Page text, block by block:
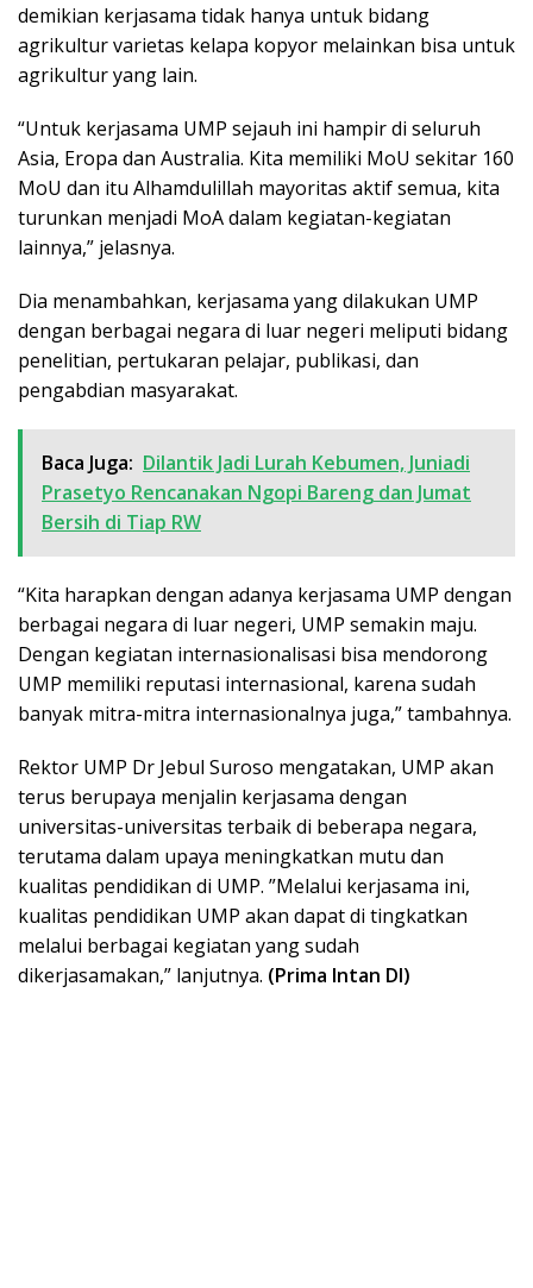
demikian kerjasama tidak hanya untuk bidang
agrikultur varietas kelapa kopyor melainkan bisa untuk
agrikultur yang lain.
“Untuk kerjasama UMP sejauh ini hampir di seluruh
Asia, Eropa dan Australia. Kita memiliki MoU sekitar 160
MoU dan itu Alhamdulillah mayoritas aktif semua, kita
turunkan menjadi MoA dalam kegiatan-kegiatan
lainnya,” jelasnya.
Dia menambahkan, kerjasama yang dilakukan UMP
dengan berbagai negara di luar negeri meliputi bidang
penelitian, pertukaran pelajar, publikasi, dan
pengabdian masyarakat.
Baca Juga: Dilantik Jadi Lurah Kebumen, Juniadi
Prasetyo Rencanakan Ngopi Bareng dan Jumat
Bersih di Tiap RW
“Kita harapkan dengan adanya kerjasama UMP dengan
berbagai negara di luar negeri, UMP semakin maju.
Dengan kegiatan internasionalisasi bisa mendorong
UMP memiliki reputasi internasional, karena sudah
banyak mitra-mitra internasionalnya juga,” tambahnya.
Rektor UMP Dr Jebul Suroso mengatakan, UMP akan
terus berupaya menjalin kerjasama dengan
universitas-universitas terbaik di beberapa negara,
terutama dalam upaya meningkatkan mutu dan
kualitas pendidikan di UMP. ”Melalui kerjasama ini,
kualitas pendidikan UMP akan dapat di tingkatkan
melalui berbagai kegiatan yang sudah
dikerjasamakan,” lanjutnya. (Prima Intan DI)